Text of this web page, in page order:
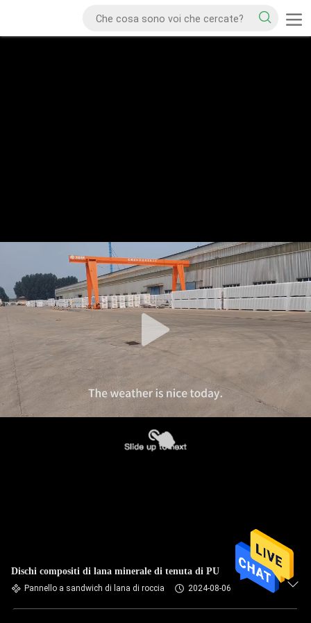
Dischi compositi di lana minerale di tenuta di PU
Pannello a sandwich di lana di roccia 2024-08-06